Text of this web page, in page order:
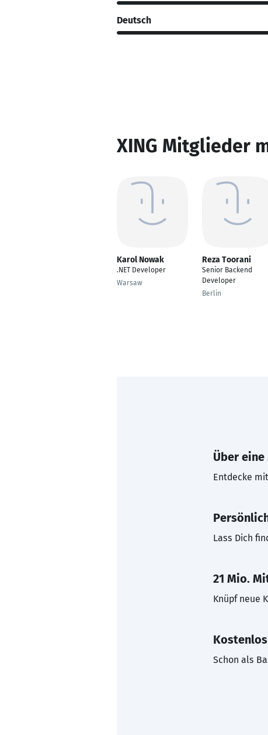
Deutsch
XING Mitglieder
Karol Nowak
.NET Developer
Warsaw
Reza Toorani
Senior Backend
Developer
Berlin
Über
Entdecke
Lass Dich
21 Mio.
Knüpf neue
Schon als